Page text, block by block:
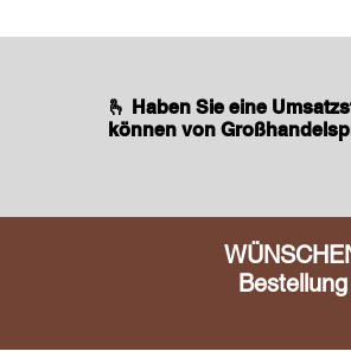
🫰 Haben Sie eine
können von